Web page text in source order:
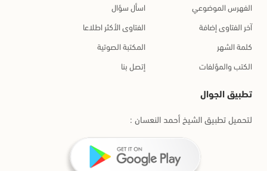
الفهرس الموضوعي
اسأل سؤال
آخر الفتاوى إضافة
الفتاوى الأكثر اطلاعا
كلمة الشهر
المكتبة الصوتية
الكتب والمؤلفات
إتصل بنا
تطبيق الجوال
لتحميل تطبيق الشيخ أحمد النعسان :